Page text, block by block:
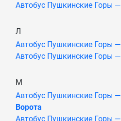
Автобус Пушкинские Горы —
Л
Автобус Пушкинские Горы —
Автобус Пушкинские Горы —
М
Автобус Пушкинские Горы —
Ворота
Автобус Пушкинские Горы —